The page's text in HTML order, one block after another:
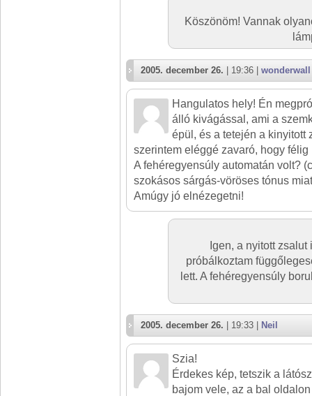
Köszönöm! Vannak
2005. december 26. | 19:36 | wonderwall
Hangulatos hely! Én
álló kivágással, ami a
épül, és a tetején a kinyitott
szerintem eléggé zavaró, hogy félig
A fehéregyensúly automatán volt?
szokásos sárgás-vöröses tónus
Amúgy jó elnézegetni!
Igen, a nyitott
próbálkoztam
lett. A fehéregyensúly
2005. december 26. | 19:33 | Neil
Szia!
Érdekes kép, tetszik a
bajom vele, az a bal